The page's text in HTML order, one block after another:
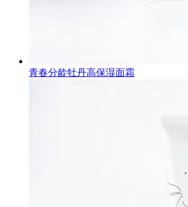
青春分龄牡丹高保湿面霜